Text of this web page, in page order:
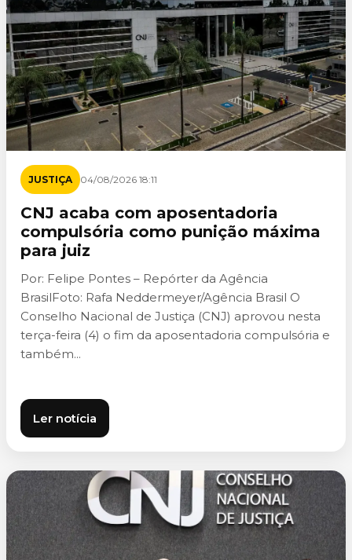
JUSTIÇA 04/08/2026 18:11
CNJ acaba com aposentadoria
compulsória como punição máxima
para juiz
Por: Felipe Pontes – Repórter da Agência
BrasilFoto: Rafa Neddermeyer/Agência Brasil O
Conselho Nacional de Justiça (CNJ) aprovou nesta
terça-feira (4) o fim da aposentadoria compulsória e
também...
Ler notícia